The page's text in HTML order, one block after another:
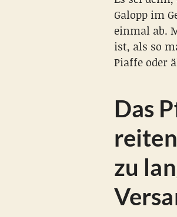
Galopp im
einmal ab.
ist, als so
Piaffe oder
Das
zu